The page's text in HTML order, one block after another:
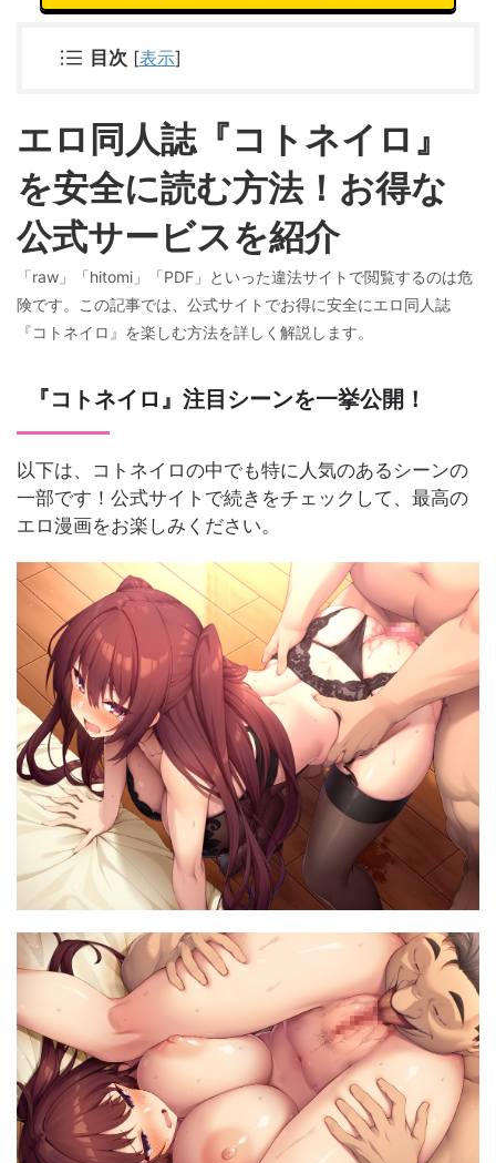
目次 [表示]
エロ同人誌『コトネイロ』
を安全に読む方法！お得な
公式サービスを紹介
「raw」「hitomi」「PDF」といった違法サイトで閲覧するのは危
険です。この記事では、公式サイトでお得に安全にエロ同人誌
『コトネイロ』を楽しむ方法を詳しく解説します。
『コトネイロ』注目シーンを一挙公開！
以下は、コトネイロの中でも特に人気のあるシーンの
一部です！公式サイトで続きをチェックして、最高の
エロ漫画をお楽しみください。